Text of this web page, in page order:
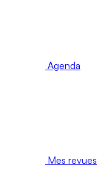
Agenda
Mes revues